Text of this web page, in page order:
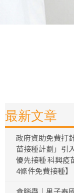
最新文章
政府資助免費打
苗接種計劃」引
優先接種 科興疫
4條件免費接種】